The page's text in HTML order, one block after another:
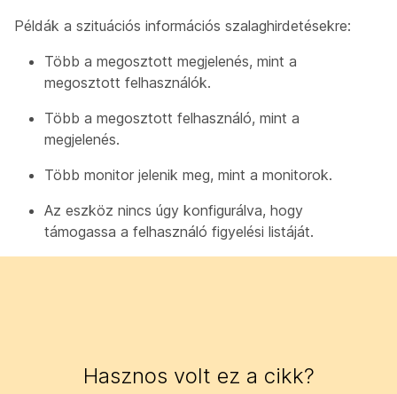
Példák a szituációs információs szalaghirdetésekre:
Több a megosztott megjelenés, mint a
megosztott felhasználók.
Több a megosztott felhasználó, mint a
megjelenés.
Több monitor jelenik meg, mint a monitorok.
Az eszköz nincs úgy konfigurálva, hogy
támogassa a felhasználó figyelési listáját.
Hasznos volt ez a cikk?